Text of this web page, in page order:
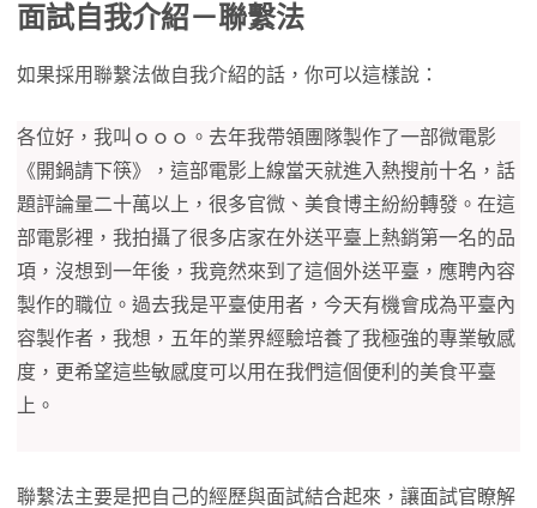
面試自我介紹－聯繫法
如果採用聯繫法做自我介紹的話，你可以這樣說：
各位好，我叫ｏｏｏ。去年我帶領團隊製作了一部微電影
《開鍋請下筷》，這部電影上線當天就進入熱搜前十名，話
題評論量二十萬以上，很多官微、美食博主紛紛轉發。在這
部電影裡，我拍攝了很多店家在外送平臺上熱銷第一名的品
項，沒想到一年後，我竟然來到了這個外送平臺，應聘內容
製作的職位。過去我是平臺使用者，今天有機會成為平臺內
容製作者，我想，五年的業界經驗培養了我極強的專業敏感
度，更希望這些敏感度可以用在我們這個便利的美食平臺
上。
聯繫法主要是把自己的經歷與面試結合起來，讓面試官瞭解